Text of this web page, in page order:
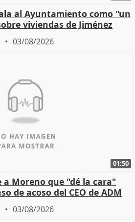
al Ayuntamiento como "un
viviendas de Jiménez
03/08/2026
01:50
Moreno que "dé la cara"
de acoso del CEO de ADM
03/08/2026